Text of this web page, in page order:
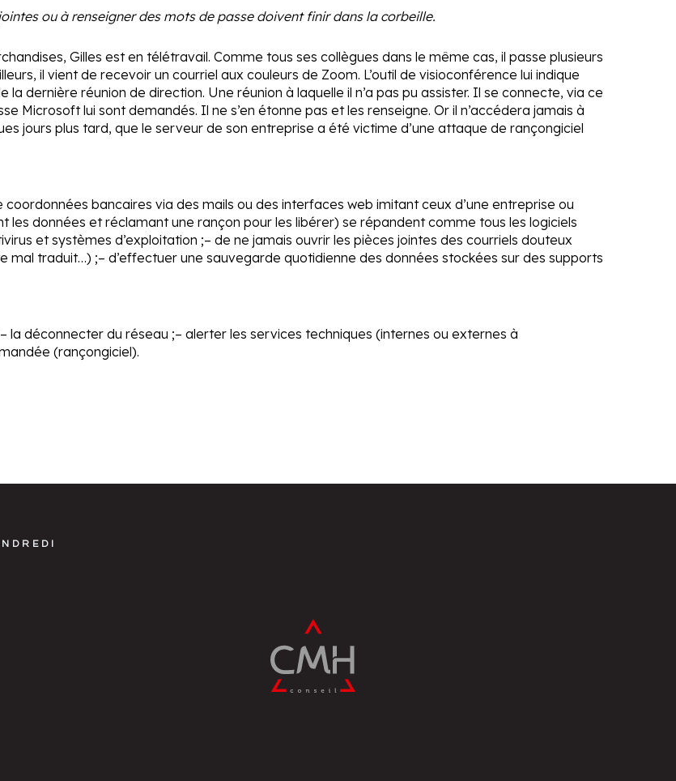
ou à renseigner des mots de passe doivent finir dans la corbeille.
Gilles est en télétravail. Comme tous ses collègues dans le même cas, il passe plusieurs
il vient de recevoir un courriel aux couleurs de Zoom. L’outil de visioconférence lui indique
la dernière réunion de direction. Une réunion à laquelle il n’a pas pu assister. Il se connecte, via ce
Microsoft lui sont demandés. Il ne s’en étonne pas et les renseigne. Or il n’accédera jamais à
jours plus tard, que le serveur de son entreprise a été victime d’une attaque de rançongiciel
bancaires via des mails ou des interfaces web imitant ceux d’une entreprise ou
les données et réclamant une rançon pour les libérer) se répandent comme tous les logiciels
et systèmes d’exploitation ;– de ne jamais ouvrir les pièces jointes des courriels douteux
mal traduit…) ;– d’effectuer une sauvegarde quotidienne des données stockées sur des supports
– la déconnecter du réseau ;– alerter les services techniques (internes ou externes à
(rançongiciel).